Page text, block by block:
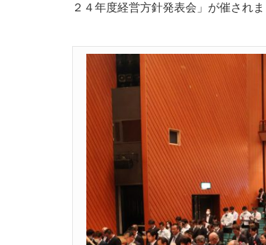
２４年度経営方針発表会」が催されま